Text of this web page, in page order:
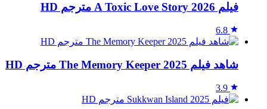
فيلم A Toxic Love Story 2026 مترجم HD
6.8
شاهد فيلم The Memory Keeper 2025 مترجم HD
3.9